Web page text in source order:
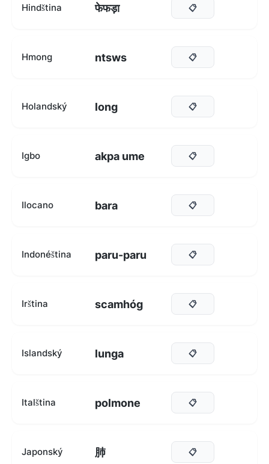
Hindština फेफड़ा 📋
Hmong ntsws 📋
Holandský long 📋
Igbo akpa ume 📋
Ilocano bara 📋
Indonéština paru-paru 📋
Irština scamhóg 📋
Islandský lunga 📋
Italština polmone 📋
Japonský 肺 📋